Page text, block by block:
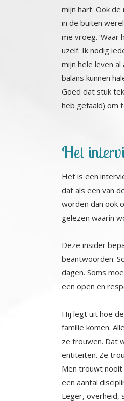
balans kunnen
Goed dat stuk
heb gefaald) om
Het
Het is een
dat als een van
worden dan ook
gelezen waarin
Deze insider
beantwoorden.
dagen. Soms
een open en
Hij legt uit hoe
familie komen.
ze trouwen. Dat
entiteiten. Ze
Men trouwt
een aantal
Leger, overheid,